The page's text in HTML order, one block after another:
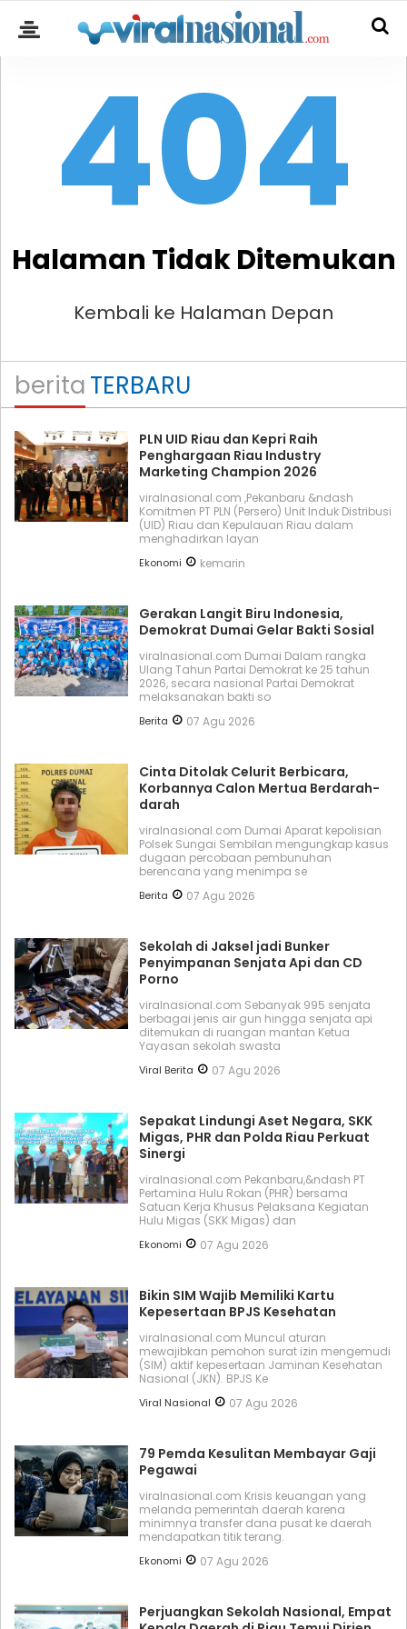
404
Halaman Tidak Ditemukan
Kembali ke Halaman Depan
beritaTERBARU
PLN UID Riau dan Kepri Raih
Penghargaan Riau Industry
Marketing Champion 2026
viralnasional.com ,Pekanbaru &ndash
Komitmen PT PLN (Persero) Unit Induk Distribusi
(UID) Riau dan Kepulauan Riau dalam
menghadirkan layan
Ekonomi kemarin
Gerakan Langit Biru Indonesia,
Demokrat Dumai Gelar Bakti Sosial
viralnasional.com Dumai Dalam rangka
Ulang Tahun Partai Demokrat ke 25 tahun
2026, secara nasional Partai Demokrat
melaksanakan bakti so
Berita 07 Agu 2026
Cinta Ditolak Celurit Berbicara,
Korbannya Calon Mertua Berdarah-
darah
viralnasional.com Dumai Aparat kepolisian
Polsek Sungai Sembilan mengungkap kasus
dugaan percobaan pembunuhan
berencana yang menimpa se
Berita 07 Agu 2026
Sekolah di Jaksel jadi Bunker
Penyimpanan Senjata Api dan CD
Porno
viralnasional.com Sebanyak 995 senjata
berbagai jenis air gun hingga senjata api
ditemukan di ruangan mantan Ketua
Yayasan sekolah swasta
Viral Berita 07 Agu 2026
Sepakat Lindungi Aset Negara, SKK
Migas, PHR dan Polda Riau Perkuat
Sinergi
viralnasional.com Pekanbaru,&ndash PT
Pertamina Hulu Rokan (PHR) bersama
Satuan Kerja Khusus Pelaksana Kegiatan
Hulu Migas (SKK Migas) dan
Ekonomi 07 Agu 2026
Bikin SIM Wajib Memiliki Kartu
Kepesertaan BPJS Kesehatan
viralnasional.com Muncul aturan
mewajibkan pemohon surat izin mengemudi
(SIM) aktif kepesertaan Jaminan Kesehatan
Nasional (JKN). BPJS Ke
Viral Nasional 07 Agu 2026
79 Pemda Kesulitan Membayar Gaji
Pegawai
viralnasional.com Krisis keuangan yang
melanda pemerintah daerah karena
minimnya transfer dana pusat ke daerah
mendapatkan titik terang.
Ekonomi 07 Agu 2026
Perjuangkan Sekolah Nasional, Empat